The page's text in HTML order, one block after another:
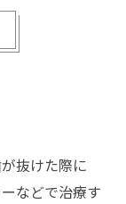
抜けた際に
などで治療す